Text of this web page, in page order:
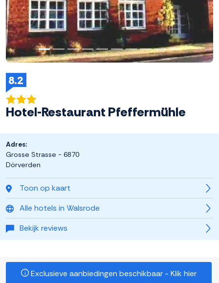
8.2
Hotel-Restaurant Pfeffermühle
Toon op kaart
Alle hotels in Walsrode
Bekijk reviews
Adres:
Grosse Strasse - 6870
Dörverden
Exclusieve aanbiedingen beschikbaar - Klik hier